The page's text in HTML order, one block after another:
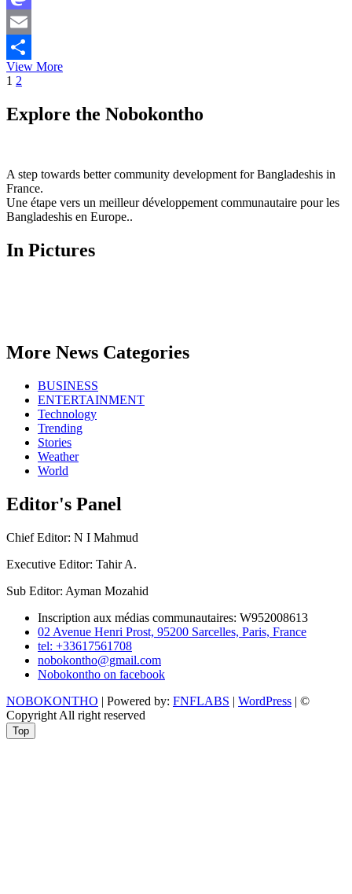
Mastodon
Email
Share
View Moreমানবতা
অবসর
Posts
pagination
Page
1 Page
2
Explore the Nobokontho
A step towards better community development for Bangladeshis in
France.
Une étape vers un meilleur développement communautaire pour les
Bangladeshis en Europe..
In Pictures
More News Categories
BUSINESS
ENTERTAINMENT
Technology
Trending
Stories
Weather
World
Editor's Panel
Chief Editor: N I Mahmud
Executive Editor: Tahir A.
Sub Editor: Ayman Mozahid
Inscription aux médias communautaires: W952008613
02 Avenue Henri Prost, 95200 Sarcelles, Paris, France
tel: +33617561708
nobokontho@gmail.com
Nobokontho on facebook
NOBOKONTHO | Powered by: FNFLABS | WordPress | ©
Copyright All right reserved
Top